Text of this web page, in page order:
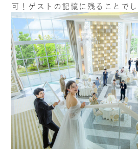
可！ゲストの記憶に残ることで